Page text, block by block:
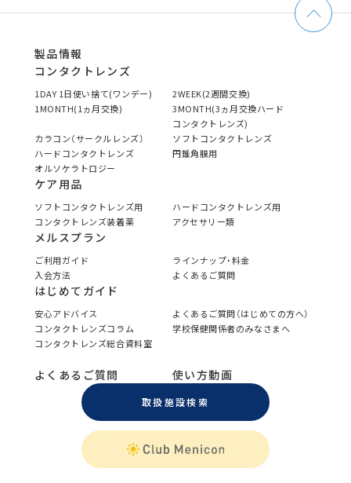
製品情報
コンタクトレンズ
1DAY 1日使い捨て(ワンデー)
2WEEK(2週間交換)
1MONTH(1ヵ月交換)
3MONTH(3ヵ月交換ハード
コンタクトレンズ)
カラコン（サークルレンズ）
ソフトコンタクトレンズ
ハードコンタクトレンズ
円錐角膜用
オルソケラトロジー
ケア用品
ソフトコンタクトレンズ用
ハードコンタクトレンズ用
コンタクトレンズ装着薬
アクセサリー類
メルスプラン
ご利用ガイド
ラインナップ・料金
入会方法
よくあるご質問
はじめてガイド
安心アドバイス
よくあるご質問（はじめての方へ）
コンタクトレンズコラム
学校保健関係者のみなさまへ
コンタクトレンズ総合資料室
よくあるご質問 使い方動画
取扱施設検索